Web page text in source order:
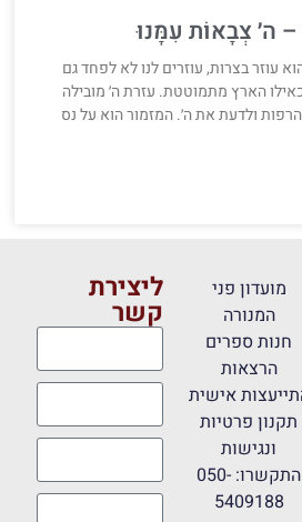
ה׳ צְבָאוֹת עִמָּנוּ
עוזר בצרות, עוזרים לנו לא לפחד גם
הארץ מתמוטטת. עזרת ה׳ מובילה
ולדעת את ה׳. המזמור הוא על נס
מועדון פני
המנורה
חנות ספרים
הרצאות
אישית
תקנון פרטיות
ונגישות
התקשרו: 050-
5409188
ליצירת
קשר